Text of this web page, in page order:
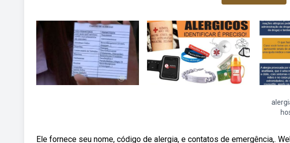
Ele fornece seu nome, código de alergia, e contatos de emergência,.